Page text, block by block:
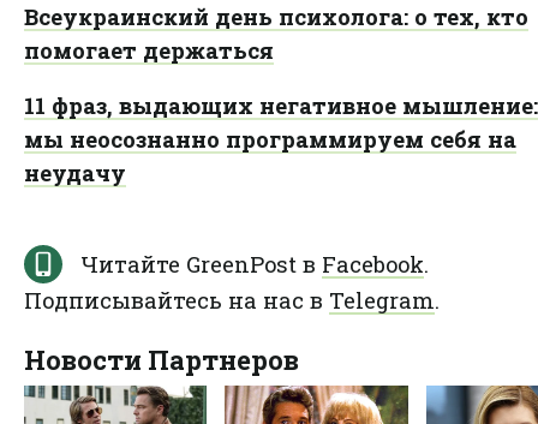
Всеукраинский день психолога: о тех, кто
помогает держаться
11 фраз, выдающих негативное
мы неосознанно программируем себя на
неудачу
Читайте GreenPost в Facebook.
Подписывайтесь на нас в Telegram.